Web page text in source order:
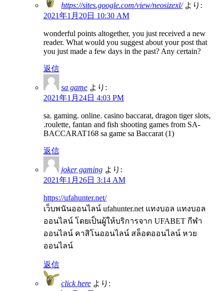
https://sites.google.com/view/neosizexl/ より:
2021年1月20日 10:30 AM
wonderful points altogether, you just received a new
reader. What would you suggest about your post that
you just made a few days in the past? Any certain?
返信
sa game より:
2021年1月24日 4:03 PM
sa. gaming. online. casino baccarat, dragon tiger slots,
.roulette, fantan and fish shooting games from SA-
BACCARAT168 sa game sa Baccarat (1)
返信
joker gaming より:
2021年1月26日 3:14 AM
https://ufahunter.net/
เว็บพนันออนไลน์ ufahunter.net แทงบอล แทงบอล
ออนไลน์ โดยเป็นผู้ให้บริการจาก UFABET กีฬา
ออนไลน์ คาสิโนออนไลน์ สล็อตออนไลน์ หวย
ออนไลน์
返信
click here より: